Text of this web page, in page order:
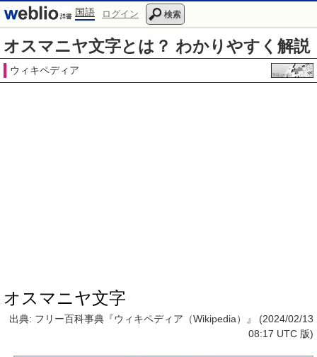
国語 ログイン 検索
オスマニヤ文字とは？ わかりやすく解説
ウィキペディア
オスマニヤ文字
出典: フリー百科事典『ウィキペディア（Wikipedia）』 (2024/02/13
08:17 UTC 版)